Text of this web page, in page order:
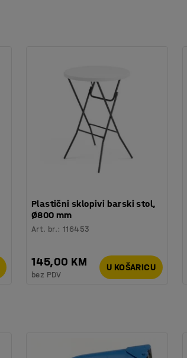
Plastični sklopivi barski stol,
Ø800 mm
Art. br.:116453
145,00 KM
bez PDV
U KOŠARICU